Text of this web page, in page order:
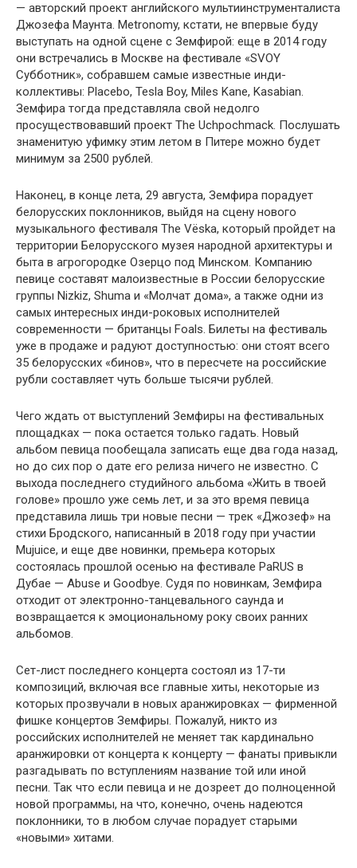
— авторский проект английского мультиинструменталиста
Джозефа Маунта. Metronomy, кстати, не впервые буду
выступать на одной сцене с Земфирой: еще в 2014 году
они встречались в Москве на фестивале «SVOY
Субботник», собравшем самые известные инди-
коллективы: Placebo, Tesla Boy, Miles Kane, Kasabian.
Земфира тогда представляла свой недолго
просуществовавший проект The Uchpochmack. Послушать
знаменитую уфимку этим летом в Питере можно будет
минимум за 2500 рублей.
Наконец, в конце лета, 29 августа, Земфира порадует
белорусских поклонников, выйдя на сцену нового
музыкального фестиваля The Vёska, который пройдет на
территории Белорусского музея народной архитектуры и
быта в агрогородке Озерцо под Минском. Компанию
певице составят малоизвестные в России белорусские
группы Nizkiz, Shuma и «Молчат дома», а также одни из
самых интересных инди-роковых исполнителей
современности — британцы Foals. Билеты на фестиваль
уже в продаже и радуют доступностью: они стоят всего
35 белорусских «бинов», что в пересчете на российские
рубли составляет чуть больше тысячи рублей.
Чего ждать от выступлений Земфиры на фестивальных
площадках — пока остается только гадать. Новый
альбом певица пообещала записать еще два года назад,
но до сих пор о дате его релиза ничего не известно. С
выхода последнего студийного альбома «Жить в твоей
голове» прошло уже семь лет, и за это время певица
представила лишь три новые песни — трек «Джозеф» на
стихи Бродского, написанный в 2018 году при участии
Mujuice, и еще две новинки, премьера которых
состоялась прошлой осенью на фестивале PaRUS в
Дубае — Abuse и Goodbye. Судя по новинкам, Земфира
отходит от электронно-танцевального саунда и
возвращается к эмоциональному року своих ранних
альбомов.
Сет-лист последнего концерта состоял из 17-ти
композиций, включая все главные хиты, некоторые из
которых прозвучали в новых аранжировках — фирменной
фишке концертов Земфиры. Пожалуй, никто из
российских исполнителей не меняет так кардинально
аранжировки от концерта к концерту — фанаты привыкли
разгадывать по вступлениям название той или иной
песни. Так что если певица и не дозреет до полноценной
новой программы, на что, конечно, очень надеются
поклонники, то в любом случае порадует старыми
«новыми» хитами.